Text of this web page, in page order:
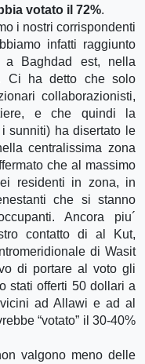
votato il 72%.
i nostri corrispondenti
infatti raggiunto
Baghdad est, nella
Ci ha detto che solo
collaborazionisti,
e che quindi la
sunniti) ha disertato le
centralissima zona
che al massimo
residenti in zona, in
che si stanno
Ancora piu´
contatto di al Kut,
di Wasit
di portare al voto gli
stati offerti 50 dollari a
ad Allawi e ad al
“votato” il 30-40%
valgono meno delle